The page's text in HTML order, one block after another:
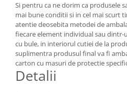
Vesela unica folosinta
Si pentru ca ne dorim ca produsele
mai bune conditii si in cel mai scurt
atentie deosebita metodei de
fiecare element individual sau dintr-
cu bule, in interiorul cutiei de la
suplimentra produsul final va fi
carton cu masuri de protectie
Detalii